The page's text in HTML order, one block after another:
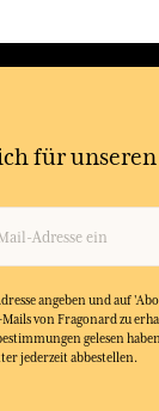
für
angeben und auf
von Fragonard zu
gelesen
jederzeit abbestellen.